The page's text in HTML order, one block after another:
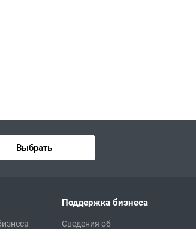
Выбрать
Поддержка бизнеса
Сведения об